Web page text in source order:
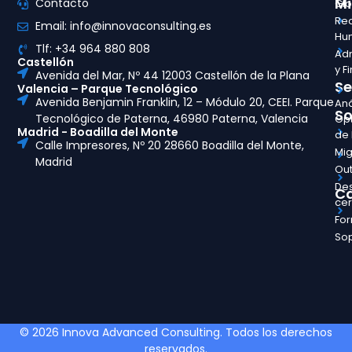
y
de
Contacto
Email: info@innovaconsulting.es
Tlf: +34 964 880 808
Castellón
Avenida del Mar, Nº 44 12003 Castellón de la Plana
Valencia – Parque Tecnológico
Avenida Benjamin Franklin, 12 – Módulo 20, CEEI. Parque
Tecnológico de Paterna, 46980 Paterna, Valencia
Madrid - Boadilla del Monte
Calle Impresores, Nº 20 28660 Boadilla del Monte,
Madrid
© 2026 Innova Advanced Consulting. Todos los derechos